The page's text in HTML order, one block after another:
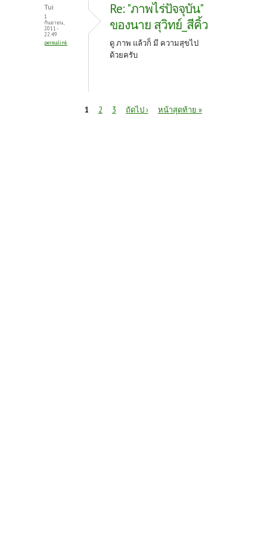
Tui
1
กันยายน,
2011 -
22:49
permalink
Re: "ภาพไร่ปัจจุบัน"
ของนาย สุวิทย์_สีคิ้ว
ดู ภาพ แล้วก็ มี ความสุขไป
ด้วยครับ
1 2 3 ถัดไป › หน้าสุดท้าย »